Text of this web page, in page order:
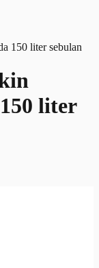
liter